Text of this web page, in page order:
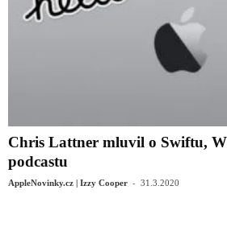
Chris Lattner mluvil o Swiftu,
podcastu
AppleNovinky.cz | Izzy Cooper - 31.3.2020